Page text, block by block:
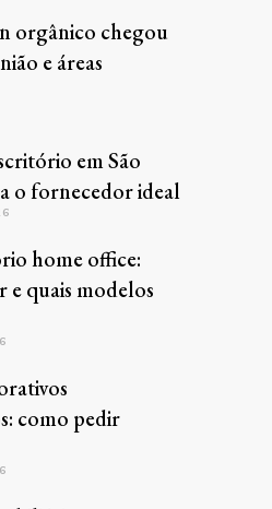
orgânico chegou
e áreas
em São
o fornecedor ideal
home office:
e quais modelos
como pedir